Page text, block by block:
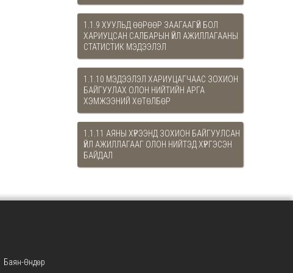
1.1.9 ХУУЛЬД ӨӨРӨӨР ЗААГААГҮЙ БОЛ
ХАРИУЦСАН САЛБАРЫН ҮЙЛ АЖИЛЛАГААНЫ
СТАТИСТИК МЭДЭЭЛЭЛ
1.1.10 МЭДЭЭЛЭЛ ХАРИУЦАГЧААС ЗОХИОН
БАЙГУУЛАХ ОЛОН НИЙТИЙН АРГА
ХЭМЖЭЭНИЙ ХӨТӨЛБӨР
1.1.11 АЯНЫ ХҮРЭЭНД ЗОХИОН БАЙГУУЛСАН
ҮЙЛ АЖИЛЛАГААГ ОЛОН НИЙТЭД ХҮРГЭСЭН
БАЙДАЛ
Баян-Өндөр